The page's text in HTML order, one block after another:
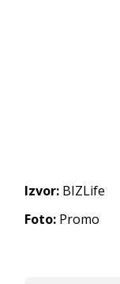
Izvor: BIZLife
Foto: Promo